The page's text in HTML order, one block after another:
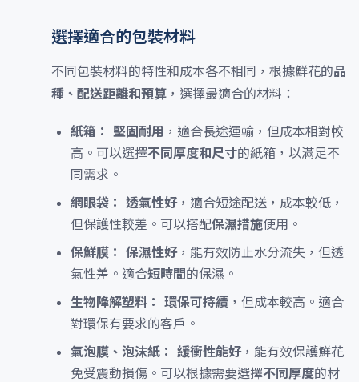
選擇適合的包裝材料
不同包裝材料的特性和成本各不相同，根據鮮花的品
種、配送距離和預算 ，選擇最適合的材料：
紙箱： 堅固耐用 ，適合長途運輸，但成本相對較
高。可以選擇不同厚度和尺寸的紙箱，以滿足不
同需求。
網眼袋： 透氣性好，適合短途配送，成本較低，
但保護性較差。可以搭配保濕措施使用。
保鮮膜： 保濕性好，能有效防止水分流失，但透
氣性差。適合短時間 的保濕。
生物降解塑料： 環保可持續 ，但成本較高。適合
對環保有要求的客戶。
氣泡膜、泡沫紙： 緩衝性能好，能有效保護鮮花
免受震動損傷。可以根據需要選擇不同厚度的材